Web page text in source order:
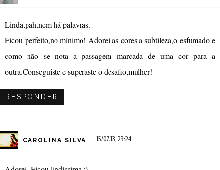
Linda,pah,nem há palavras.
Ficou perfeito,no mínimo! Adorei as cores,a subtileza,o esfumado e
como não se nota a passagem marcada de uma cor para a
outra.Conseguiste e superaste o desafio,mulher!
RESPONDER
CAROLINA SILVA 15/07/13, 23:24